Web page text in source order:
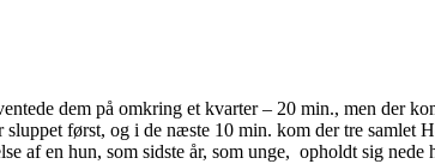
dem på omkring et kvarter – 20 min., men der
først, og i de næste 10 min. kom der tre samlet
af en hun, som sidste år, som unge, opholdt sig